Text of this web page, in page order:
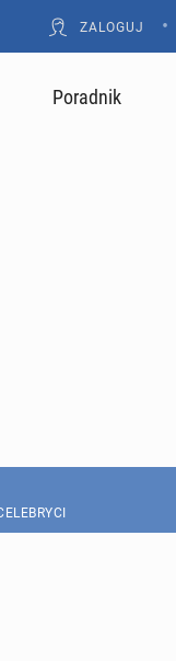
ZALOGUJ •
Poradnik